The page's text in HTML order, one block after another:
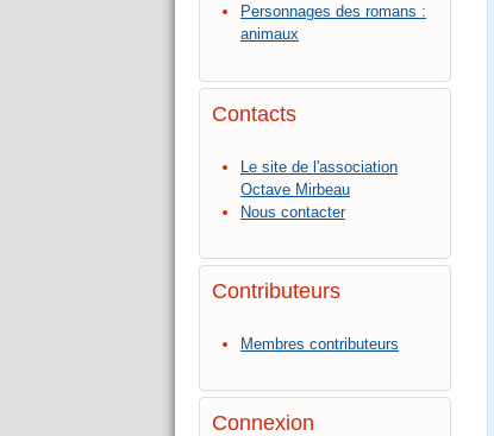
Personnages des romans :
animaux
Contacts
Le site de l'association
Octave Mirbeau
Nous contacter
Contributeurs
Membres contributeurs
Connexion